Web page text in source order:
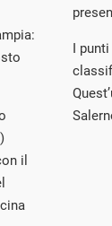
il
I